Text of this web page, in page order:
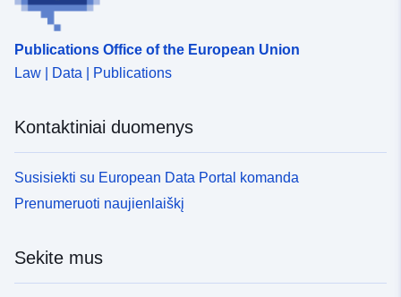
Publications Office of the European Union
Law | Data | Publications
Kontaktiniai duomenys
Susisiekti su European Data Portal komanda
Prenumeruoti naujienlaiškį
Sekite mus